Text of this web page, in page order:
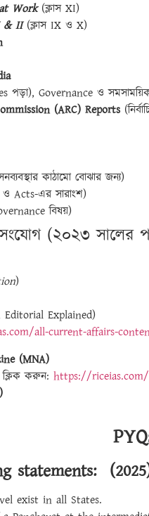
Work(ক্লাস XI)
& II(ক্লাস IX ও X)
পড়া), Governance ও
(ARC) Reports
কাঠামো বোঝার জন্য)
Acts-এর সারাংশ)
বিষয়)
(২০২৩ সালের
)
Editorial Explained)
all-current-affairs-
(MNA)
করুন: https://
statements:
exist in all States.